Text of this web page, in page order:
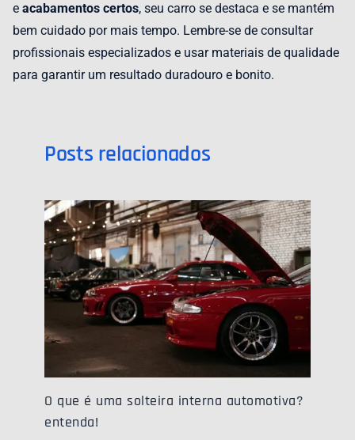
e acabamentos certos, seu carro se destaca e se mantém
bem cuidado por mais tempo. Lembre-se de consultar
profissionais especializados e usar materiais de qualidade
para garantir um resultado duradouro e bonito.
Posts relacionados
O que é uma solteira interna automotiva?
entenda!